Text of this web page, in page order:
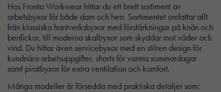
Hos Fronta Workwear hittar du ett brett sortiment av
arbetsbyxor för både dam och herr. Sortimentet omfattar allt
från klassiska hantverksbyxor med förstärkningar på knän och
benfickor, till moderna skalbyxor som skyddar mot väder och
vind. Du hittar även servicebyxor med en stilren design för
kundnära arbetsuppgifter, shorts för varma sommardagar
samt piratbyxor för extra ventilation och komfort.
Många modeller är försedda med praktiska detaljer som: